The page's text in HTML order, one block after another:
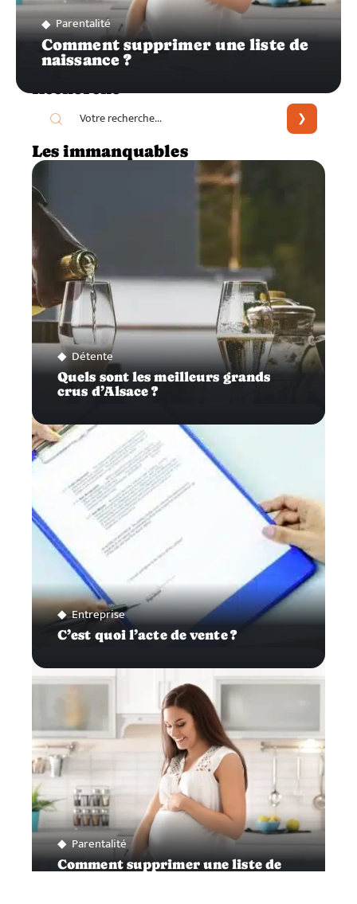
Parentalité
Comment supprimer une liste de
naissance ?
Recherche
Les immanquables
Détente
Quels sont les meilleurs grands
crus d’Alsace ?
Entreprise
C’est quoi l’acte de vente ?
Parentalité
Comment supprimer une liste de